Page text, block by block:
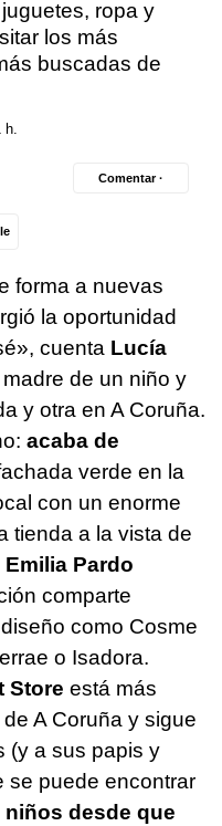
ropa y
los más
buscadas de
h.
Comentar ·
forma a nuevas
la oportunidad
cuenta Lucía
de un niño y
y otra en A Coruña.
acaba de
verde en la
con un enorme
tienda a la vista de
Pardo
comparte
como Cosme
o Isadora.
Store está más
A Coruña y sigue
(y a sus papis y
se puede encontrar
desde que